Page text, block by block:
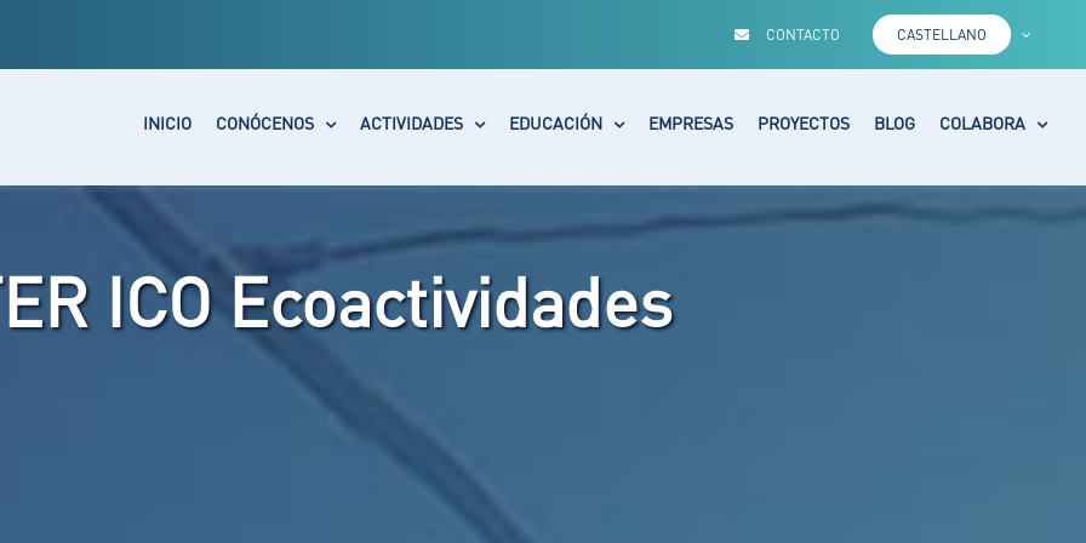
CONTACTO CASTELLANO
INICIO CONÓCENOS ACTIVIDADES EDUCACIÓN EMPRESAS PROYECTOS BLOG COLABORA
ICO Ecoactividades